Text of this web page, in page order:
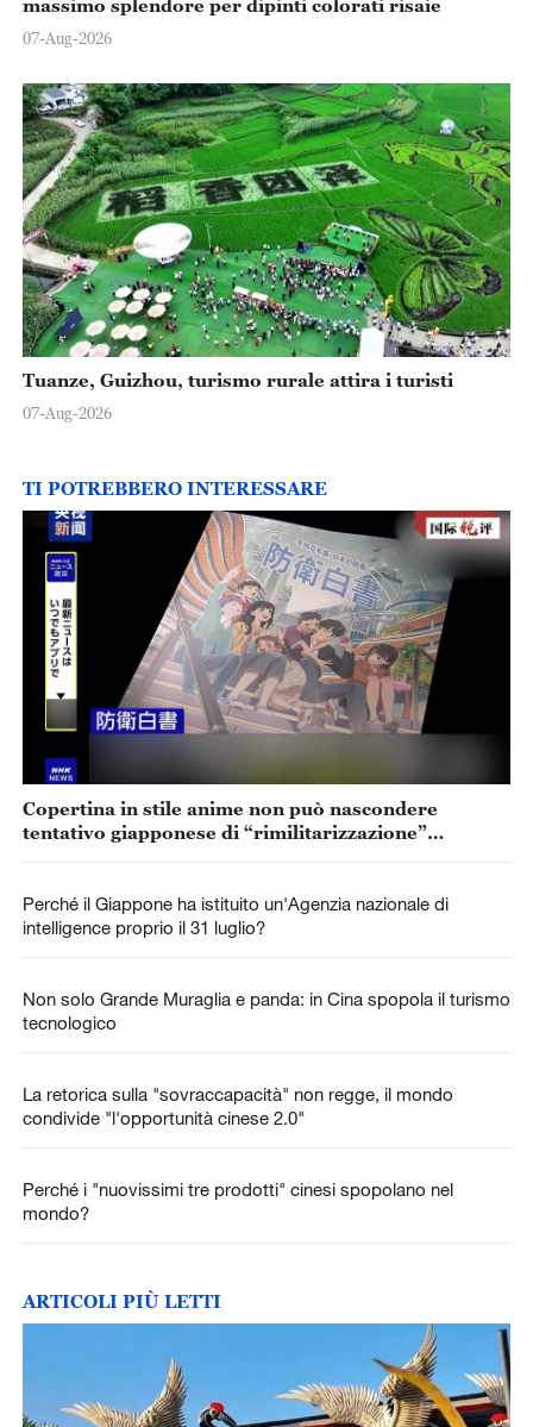
massimo splendore per dipinti colorati risaie
07-Aug-2026
Tuanze, Guizhou, turismo rurale attira i turisti
07-Aug-2026
TI POTREBBERO INTERESSARE
Copertina in stile anime non può nascondere
tentativo giapponese di “rimilitarizzazione”
Perché il Giappone ha istituito un'Agenzia nazionale di
intelligence proprio il 31 luglio?
Non solo Grande Muraglia e panda: in Cina spopola il turismo
tecnologico
La retorica sulla "sovraccapacità" non regge, il mondo
condivide "l'opportunità cinese 2.0"
Perché i "nuovissimi tre prodotti" cinesi spopolano nel
mondo?
ARTICOLI PIÙ LETTI